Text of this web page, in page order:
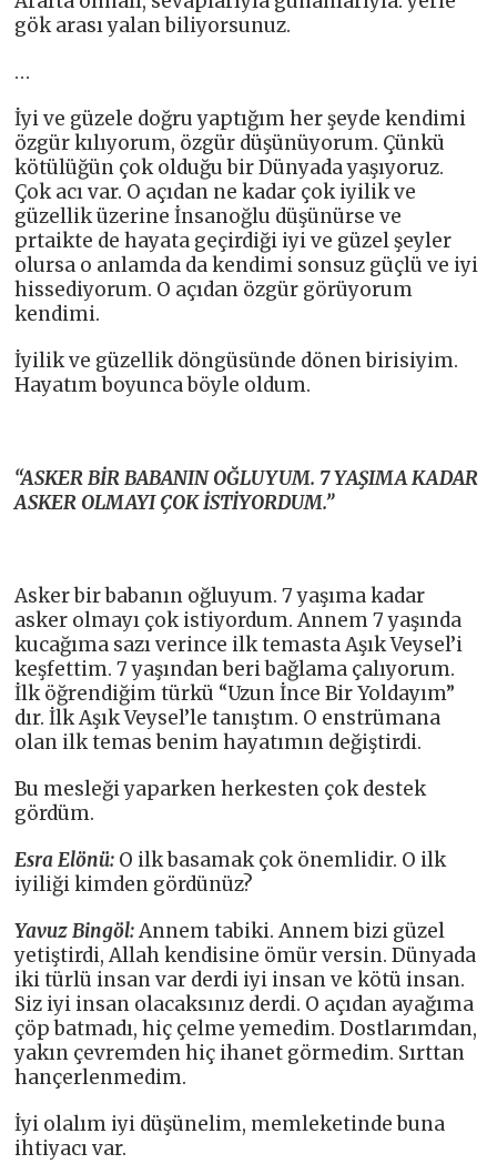
gök arası yalan biliyorsunuz.
…
İyi ve güzele doğru yaptığım her şeyde kendimi
özgür kılıyorum, özgür düşünüyorum. Çünkü
kötülüğün çok olduğu bir Dünyada yaşıyoruz.
Çok acı var. O açıdan ne kadar çok iyilik ve
güzellik üzerine İnsanoğlu düşünürse ve
prtaikte de hayata geçirdiği iyi ve güzel şeyler
olursa o anlamda da kendimi sonsuz güçlü ve iyi
hissediyorum. O açıdan özgür görüyorum
kendimi.
İyilik ve güzellik döngüsünde dönen birisiyim.
Hayatım boyunca böyle oldum.
“ASKER BİR BABANIN OĞLUYUM. 7 YAŞIMA KADAR
ASKER OLMAYI ÇOK İSTİYORDUM.”
Asker bir babanın oğluyum. 7 yaşıma kadar
asker olmayı çok istiyordum. Annem 7 yaşında
kucağıma sazı verince ilk temasta Aşık Veysel’i
keşfettim. 7 yaşından beri bağlama çalıyorum.
İlk öğrendiğim türkü “Uzun İnce Bir Yoldayım”
dır. İlk Aşık Veysel’le tanıştım. O enstrümana
olan ilk temas benim hayatımın değiştirdi.
Bu mesleği yaparken herkesten çok destek
gördüm.
Esra Elönü: O ilk basamak çok önemlidir. O ilk
iyiliği kimden gördünüz?
Yavuz Bingöl:Annem tabiki. Annem bizi güzel
yetiştirdi, Allah kendisine ömür versin. Dünyada
iki türlü insan var derdi iyi insan ve kötü insan.
Siz iyi insan olacaksınız derdi. O açıdan ayağıma
çöp batmadı, hiç çelme yemedim. Dostlarımdan,
yakın çevremden hiç ihanet görmedim. Sırttan
hançerlenmedim.
İyi olalım iyi düşünelim, memleketinde buna
ihtiyacı var.